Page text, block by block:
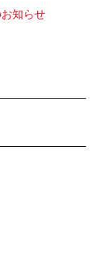
お知らせ